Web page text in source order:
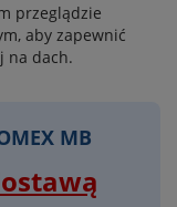
przeglądzie
aby zapewnić
na dach.
MB